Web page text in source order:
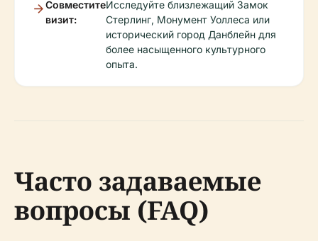
Совместите
визит:
Исследуйте близлежащий Замок
Стерлинг, Монумент Уоллеса или
исторический город Данблейн для
более насыщенного культурного
опыта.
Часто задаваемые
вопросы (FAQ)